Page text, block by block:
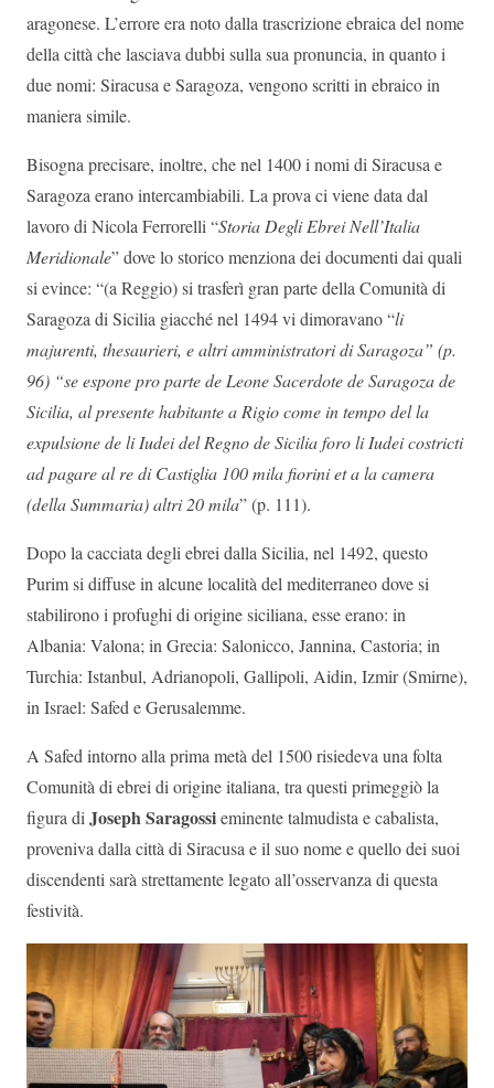
aragonese. L’errore era noto dalla trascrizione ebraica del nome
della città che lasciava dubbi sulla sua pronuncia, in quanto i
due nomi: Siracusa e Saragoza, vengono scritti in ebraico in
maniera simile.
Bisogna precisare, inoltre, che nel 1400 i nomi di Siracusa e
Saragoza erano intercambiabili. La prova ci viene data dal
lavoro di Nicola Ferrorelli “Storia Degli Ebrei Nell’Italia
Meridionale” dove lo storico menziona dei documenti dai quali
si evince: “(a Reggio) si trasferì gran parte della Comunità di
Saragoza di Sicilia giacché nel 1494 vi dimoravano “li
majurenti, thesaurieri, e altri amministratori di Saragoza” (p.
96) “se espone pro parte de Leone Sacerdote de Saragoza de
Sicilia, al presente habitante a Rigio come in tempo del la
expulsione de li Iudei del Regno de Sicilia foro li Iudei costricti
ad pagare al re di Castiglia 100 mila fiorini et a la camera
(della Summaria) altri 20 mila” (p. 111).
Dopo la cacciata degli ebrei dalla Sicilia, nel 1492, questo
Purim si diffuse in alcune località del mediterraneo dove si
stabilirono i profughi di origine siciliana, esse erano: in
Albania: Valona; in Grecia: Salonicco, Jannina, Castoria; in
Turchia: Istanbul, Adrianopoli, Gallipoli, Aidin, Izmir (Smirne),
in Israel: Safed e Gerusalemme.
A Safed intorno alla prima metà del 1500 risiedeva una folta
Comunità di ebrei di origine italiana, tra questi primeggiò la
figura diJoseph Saragossieminente talmudista e cabalista,
proveniva dalla città di Siracusa e il suo nome e quello dei suoi
discendenti sarà strettamente legato all’osservanza di questa
festività.